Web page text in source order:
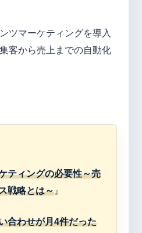
ツマーケティングを導入
客から売上までの自動化
ティングの必要性～売
戦略とは～ 』
合わせが月4件だった